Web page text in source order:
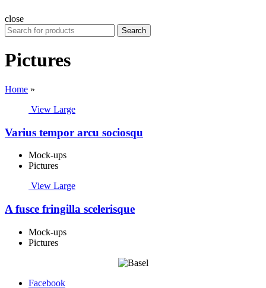
close
Search
for:
Search
Pictures
Home »
View Large
Varius tempor arcu sociosqu
Mock-ups
Pictures
View Large
A fusce fringilla scelerisque
Mock-ups
Pictures
Facebook